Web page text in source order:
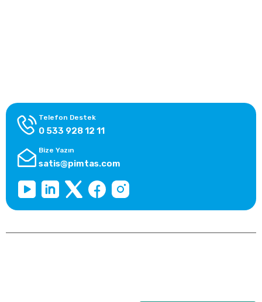
Telefon Destek
0 533 928 12 11
Bize Yazın
satis@pimtas.com